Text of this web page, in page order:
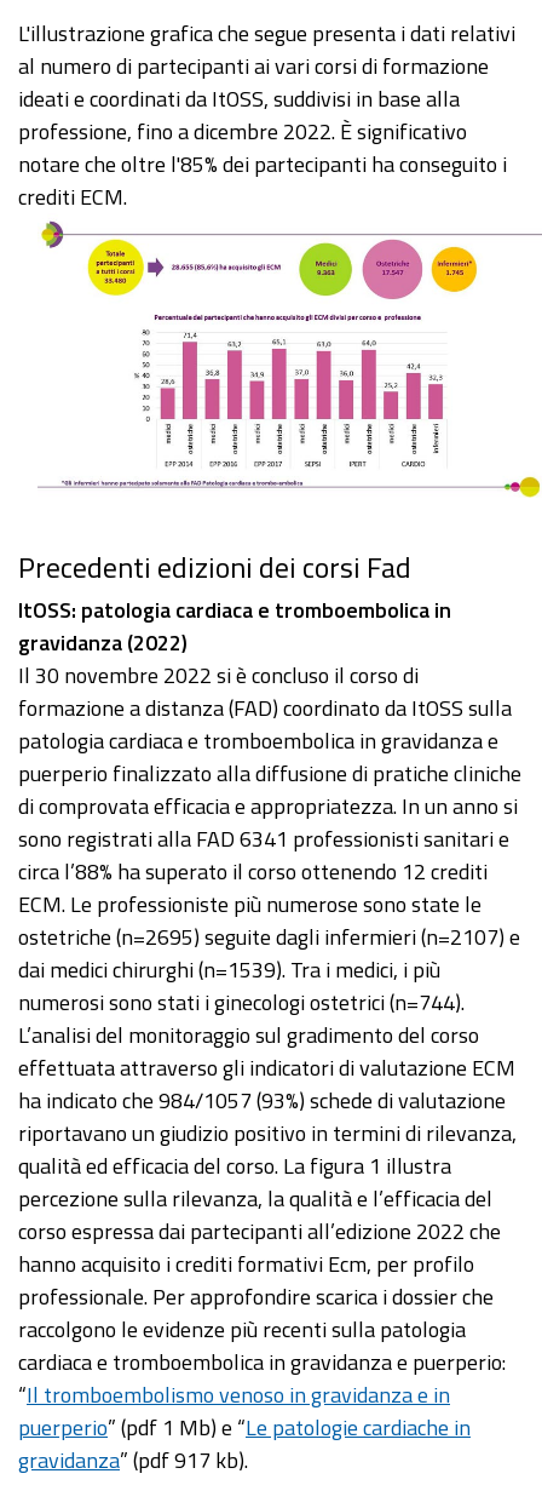
L'illustrazione grafica che segue presenta i dati relativi
al numero di partecipanti ai vari corsi di formazione
ideati e coordinati da ItOSS, suddivisi in base alla
professione, fino a dicembre 2022. È significativo
notare che oltre l'85% dei partecipanti ha conseguito i
crediti ECM.
Precedenti edizioni dei corsi Fad
ItOSS: patologia cardiaca e tromboembolica in
gravidanza (2022)
Il 30 novembre 2022 si è concluso il corso di
formazione a distanza (FAD) coordinato da ItOSS sulla
patologia cardiaca e tromboembolica in gravidanza e
puerperio finalizzato alla diffusione di pratiche cliniche
di comprovata efficacia e appropriatezza. In un anno si
sono registrati alla FAD 6341 professionisti sanitari e
circa l’88% ha superato il corso ottenendo 12 crediti
ECM. Le professioniste più numerose sono state le
ostetriche (n=2695) seguite dagli infermieri (n=2107) e
dai medici chirurghi (n=1539). Tra i medici, i più
numerosi sono stati i ginecologi ostetrici (n=744).
L’analisi del monitoraggio sul gradimento del corso
effettuata attraverso gli indicatori di valutazione ECM
ha indicato che 984/1057 (93%) schede di valutazione
riportavano un giudizio positivo in termini di rilevanza,
qualità ed efficacia del corso. La figura 1 illustra
percezione sulla rilevanza, la qualità e l’efficacia del
corso espressa dai partecipanti all’edizione 2022 che
hanno acquisito i crediti formativi Ecm, per profilo
professionale. Per approfondire scarica i dossier che
raccolgono le evidenze più recenti sulla patologia
cardiaca e tromboembolica in gravidanza e puerperio:
“Il tromboembolismo venoso in gravidanza e in
puerperio” (pdf 1 Mb) e “Le patologie cardiache in
gravidanza” (pdf 917 kb).